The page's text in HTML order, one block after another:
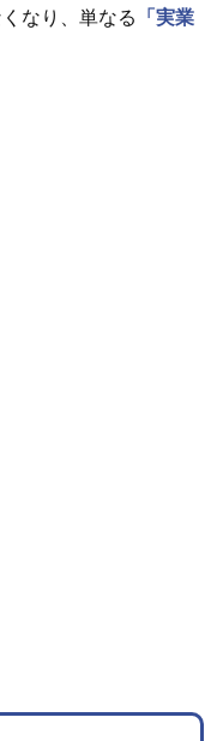
なり、単なる
「実業